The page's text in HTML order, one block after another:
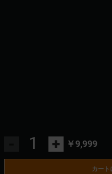
+ ￥9,999
カート